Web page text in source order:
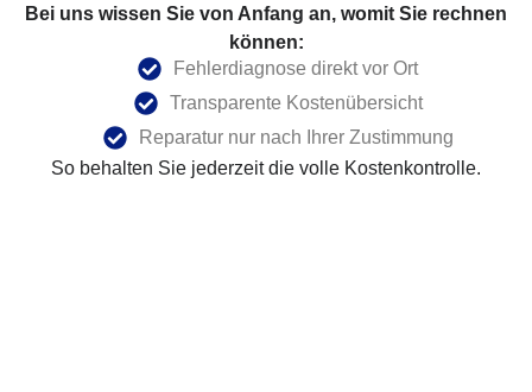
Bei uns wissen Sie von Anfang an, womit Sie rechnen
können:
Fehlerdiagnose direkt vor Ort
Transparente Kostenübersicht
Reparatur nur nach Ihrer Zustimmung
So behalten Sie jederzeit die volle Kostenkontrolle.